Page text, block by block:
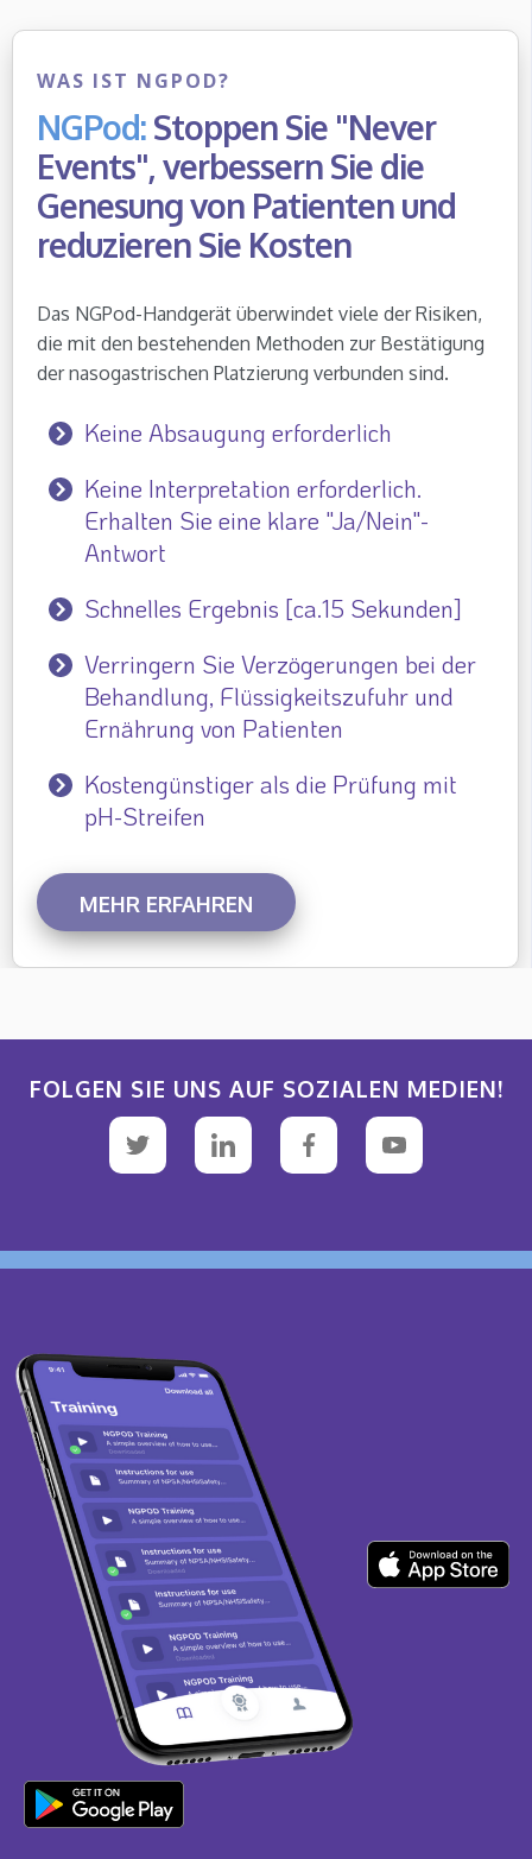
WAS IST NGPOD?
NGPod:Stoppen Sie "Never
Events", verbessern Sie die
Genesung von Patienten und
reduzieren Sie Kosten
Das NGPod-Handgerät überwindet viele der Risiken,
die mit den bestehenden Methoden zur Bestätigung
der nasogastrischen Platzierung verbunden sind.
Keine Absaugung erforderlich
Keine Interpretation erforderlich.
Erhalten Sie eine klare "Ja/Nein"-
Antwort
Schnelles Ergebnis [ca.15 Sekunden]
Verringern Sie Verzögerungen bei der
Behandlung, Flüssigkeitszufuhr und
Ernährung von Patienten
Kostengünstiger als die Prüfung mit
pH-Streifen
MEHR ERFAHREN
FOLGEN SIE UNS AUF SOZIALEN MEDIEN!